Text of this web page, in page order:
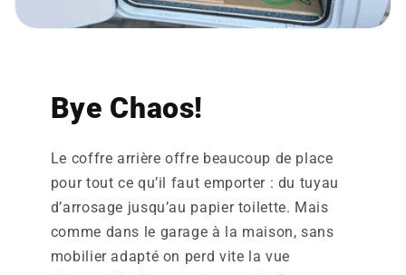
Bye Chaos!
Le coffre arrière offre beaucoup de place
pour tout ce qu’il faut emporter : du tuyau
d’arrosage jusqu’au papier toilette. Mais
comme dans le garage à la maison, sans
mobilier adapté on perd vite la vue